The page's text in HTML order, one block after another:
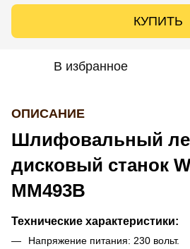
КУПИТЬ
В избранное
ОПИСАНИЕ
Шлифовальный
дисковый станок
MM493B
Технические характеристики:
Напряжение питания: 230 вольт.